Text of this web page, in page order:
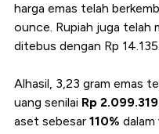
harga emas telah
ounce. Rupiah juga telah
ditebus dengan Rp 14.135.
Alhasil, 3,23 gram emas
uang senilai Rp 2.099.319
aset sebesar 110%